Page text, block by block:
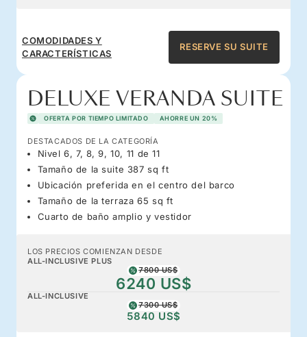
COMODIDADES Y
CARACTERÍSTICAS
RESERVE SU SUITE
DELUXE VERANDA SUITE
OFERTA POR TIEMPO LIMITADO AHORRE UN 20%
DESTACADOS DE LA CATEGORÍA
Nivel 6, 7, 8, 9, 10, 11 de 11
Tamaño de la suite 387 sq ft
Ubicación preferida en el centro del barco
Tamaño de la terraza 65 sq ft
Cuarto de baño amplio y vestidor
LOS PRECIOS COMIENZAN DESDE
ALL-INCLUSIVE PLUS
7800 US$
6240 US$
ALL-INCLUSIVE
7300 US$
5840 US$